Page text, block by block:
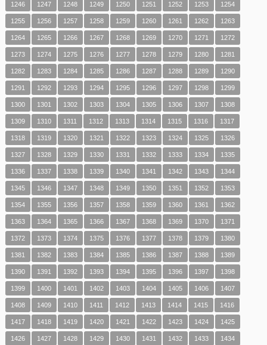
1246 1247 1248 1249 1250 1251 1252 1253 1254
1255 1256 1257 1258 1259 1260 1261 1262 1263
1264 1265 1266 1267 1268 1269 1270 1271 1272
1273 1274 1275 1276 1277 1278 1279 1280 1281
1282 1283 1284 1285 1286 1287 1288 1289 1290
1291 1292 1293 1294 1295 1296 1297 1298 1299
1300 1301 1302 1303 1304 1305 1306 1307 1308
1309 1310 1311 1312 1313 1314 1315 1316 1317
1318 1319 1320 1321 1322 1323 1324 1325 1326
1327 1328 1329 1330 1331 1332 1333 1334 1335
1336 1337 1338 1339 1340 1341 1342 1343 1344
1345 1346 1347 1348 1349 1350 1351 1352 1353
1354 1355 1356 1357 1358 1359 1360 1361 1362
1363 1364 1365 1366 1367 1368 1369 1370 1371
1372 1373 1374 1375 1376 1377 1378 1379 1380
1381 1382 1383 1384 1385 1386 1387 1388 1389
1390 1391 1392 1393 1394 1395 1396 1397 1398
1399 1400 1401 1402 1403 1404 1405 1406 1407
1408 1409 1410 1411 1412 1413 1414 1415 1416
1417 1418 1419 1420 1421 1422 1423 1424 1425
1426 1427 1428 1429 1430 1431 1432 1433 1434